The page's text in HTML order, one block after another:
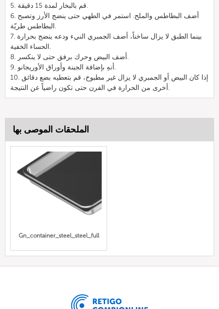
5. قم بالبخار لمدة 15 دقيقة.
6. أضف البطاطس والملح. استمر في الطهي حتى ينضج الأرز وتصبح
البطاطس طريّة.
7. بينما الطبق لا يزال ساخناً، أضف الجمبري النيء ودعه ينضج بحرارة
الحساء الخفية.
8. أضف البيض وحرك برفق حتى لا ينكسر.
9. أنهِ بإضافة الجبنة وأوراق الأوريجانو.
10. إذا كان البيض أو الجمبري لا يزال غير مطبوخ، قم بتعطيه بضع دقائق
أخرى من الحرارة في الفرن حتى تكون راضياً عن النتيجة.
الملحقات الموصى بها
Gn_container_steel_steel_full